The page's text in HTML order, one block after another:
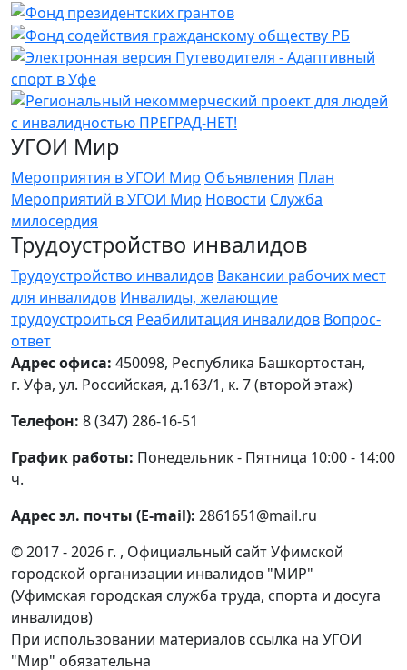
УГОИ Мир
Мероприятия в УГОИ Мир Объявления План
Мероприятий в УГОИ Мир Новости Служба
милосердия
Трудоустройство инвалидов
Трудоустройство инвалидов Вакансии рабочих мест
для инвалидов Инвалиды, желающие
трудоустроиться Реабилитация инвалидов Вопрос-
ответ
Адрес офиса: 450098, Республика Башкортостан,
г. Уфа, ул. Российская, д.163/1, к. 7 (второй этаж)
Телефон: 8 (347) 286-16-51
График работы: Понедельник - Пятница 10:00 - 14:00
ч.
Адрес эл. почты (E-mail): 2861651@mail.ru
© 2017 - 2026 г. , Официальный сайт Уфимской
городской организации инвалидов "МИР"
(Уфимская городская служба труда, спорта и досуга
инвалидов)
При использовании материалов ссылка на УГОИ
"Мир" обязательна